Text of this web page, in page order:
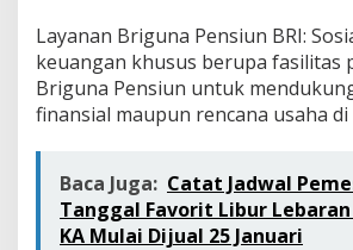
Layanan Briguna Pensiun BRI:
keuangan khusus berupa fasilitas
Briguna Pensiun untuk
finansial maupun rencana usaha
Baca Juga: Catat Jadwal
Tanggal Favorit Libur
KA Mulai Dijual 25 Januari